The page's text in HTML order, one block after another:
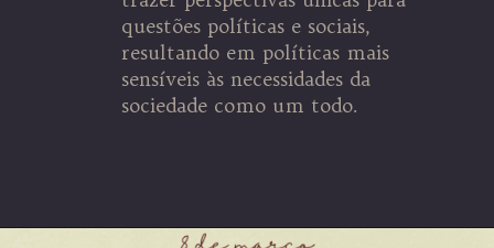
questões políticas e sociais,
resultando em políticas mais
sensíveis às necessidades da
sociedade como um todo.